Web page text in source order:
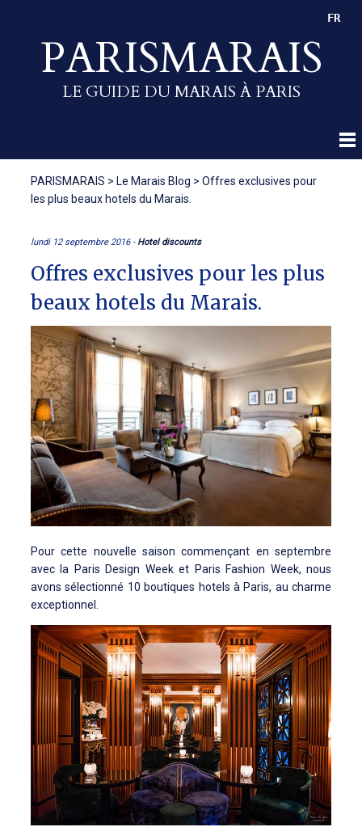
PARISMARAIS
LE GUIDE DU MARAIS À PARIS
FR
PARISMARAIS > Le Marais Blog > Offres exclusives pour
les plus beaux hotels du Marais.
lundi 12 septembre 2016 - Hotel discounts
Offres exclusives pour les plus
beaux hotels du Marais.
Pour cette nouvelle saison commençant en septembre
avec la Paris Design Week et Paris Fashion Week, nous
avons sélectionné 10 boutiques hotels à Paris, au charme
exceptionnel.